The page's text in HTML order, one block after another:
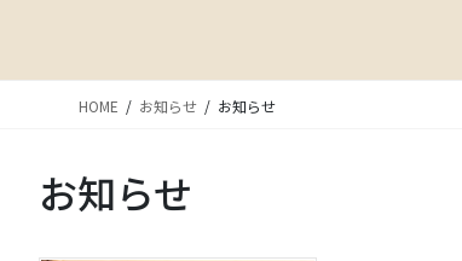
HOME お知らせ お知らせ
お知らせ